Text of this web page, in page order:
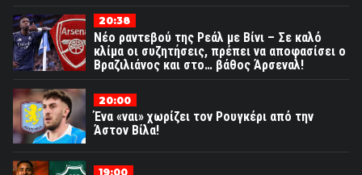
20:38
Νέο ραντεβού της Ρεάλ με Βίνι – Σε καλό
κλίμα οι συζητήσεις, πρέπει να αποφασίσει ο
Βραζιλιάνος και στο… βάθος Άρσεναλ!
20:00
Ένα «ναι» χωρίζει τον Ρουγκέρι από την
Άστον Βίλα!
19:00